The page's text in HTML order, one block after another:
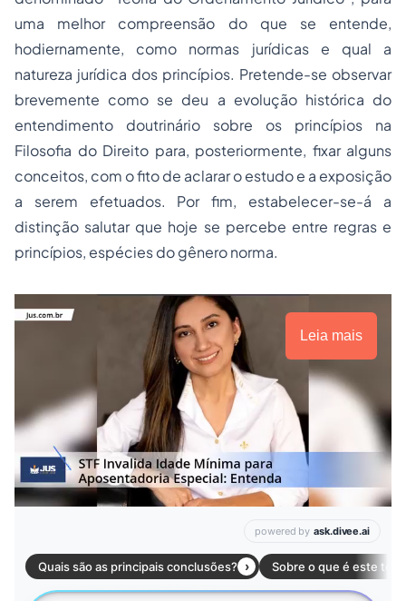
uma melhor compreensão do que se entende,
hodiernamente, como normas jurídicas e qual a
natureza jurídica dos princípios. Pretende-se observar
brevemente como se deu a evolução histórica do
entendimento doutrinário sobre os princípios na
Filosofia do Direito para, posteriormente, fixar alguns
conceitos, com o fito de aclarar o estudo e a exposição
a serem efetuados. Por fim, estabelecer-se-á a
distinção salutar que hoje se percebe entre regras e
princípios, espécies do gênero norma.
Leia mais